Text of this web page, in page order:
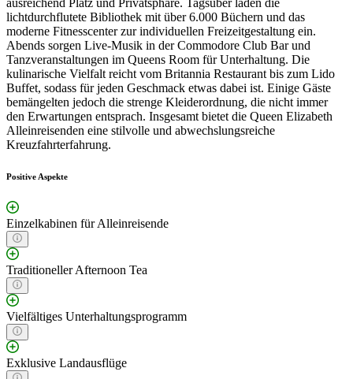
lichtdurchflutete Bibliothek mit über 6.000 Büchern und das
moderne Fitnesscenter zur individuellen Freizeitgestaltung ein.
Abends sorgen Live-Musik in der Commodore Club Bar und
Tanzveranstaltungen im Queens Room für Unterhaltung. Die
kulinarische Vielfalt reicht vom Britannia Restaurant bis zum Lido
Buffet, sodass für jeden Geschmack etwas dabei ist. Einige Gäste
bemängelten jedoch die strenge Kleiderordnung, die nicht immer
den Erwartungen entsprach. Insgesamt bietet die Queen Elizabeth
Alleinreisenden eine stilvolle und abwechslungsreiche
Kreuzfahrterfahrung.
Positive Aspekte
Einzelkabinen für Alleinreisende
Traditioneller Afternoon Tea
Vielfältiges Unterhaltungsprogramm
Exklusive Landausflüge